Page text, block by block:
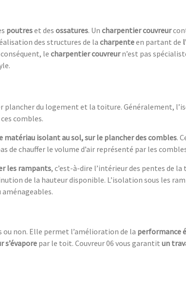
poutreset des ossatures. Un charpentier couvreur
des structures de lacharpenteen partant de
conséquent, le charpentier couvreurn’est pas
plancher du logement et la toiture. Généralement,
combles.
matériau isolant au sol, sur le plancher des combles.
de chauffer le volume d’air représenté par les
les rampants, c’est-à-dire l’intérieur des pentes de
de la hauteur disponible. L’isolation sous les
ou non. Elle permet l’amélioration de la performance
s’évaporepar le toit. Couvreur 06 vous garantit un